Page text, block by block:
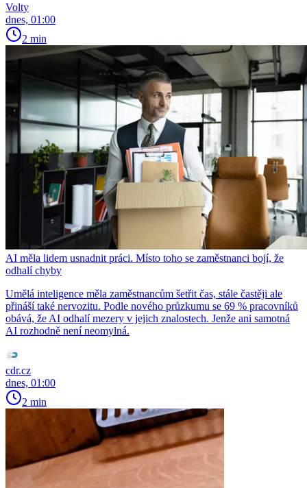
Volty
dnes, 01:00
2 min
AI měla lidem usnadnit práci. Místo toho se zaměstnanci bojí, že
odhalí chyby
Umělá inteligence měla zaměstnancům šetřit čas, stále častěji ale
přináší také nervozitu. Podle nového průzkumu se 69 % pracovníků
obává, že AI odhalí mezery v jejich znalostech. Jenže ani samotná
AI rozhodně není neomylná.
cdr.cz
dnes, 01:00
2 min